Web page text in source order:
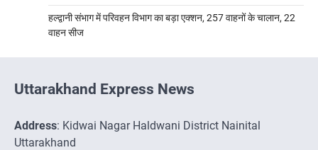
हल्द्वानी संभाग में परिवहन विभाग का बड़ा एक्शन, 257 वाहनों के चालान, 22
वाहन सीज
Uttarakhand Express News
Address: Kidwai Nagar Haldwani District Nainital
Uttarakhand